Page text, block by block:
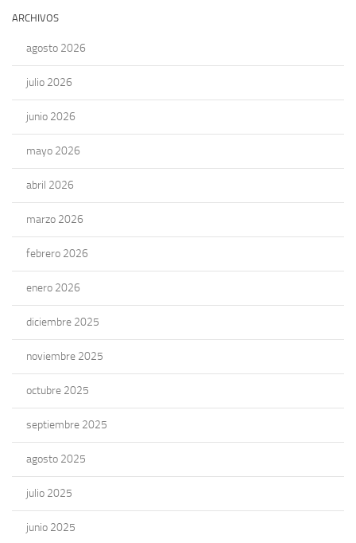
ARCHIVOS
agosto 2026
julio 2026
junio 2026
mayo 2026
abril 2026
marzo 2026
febrero 2026
enero 2026
diciembre 2025
noviembre 2025
octubre 2025
septiembre 2025
agosto 2025
julio 2025
junio 2025